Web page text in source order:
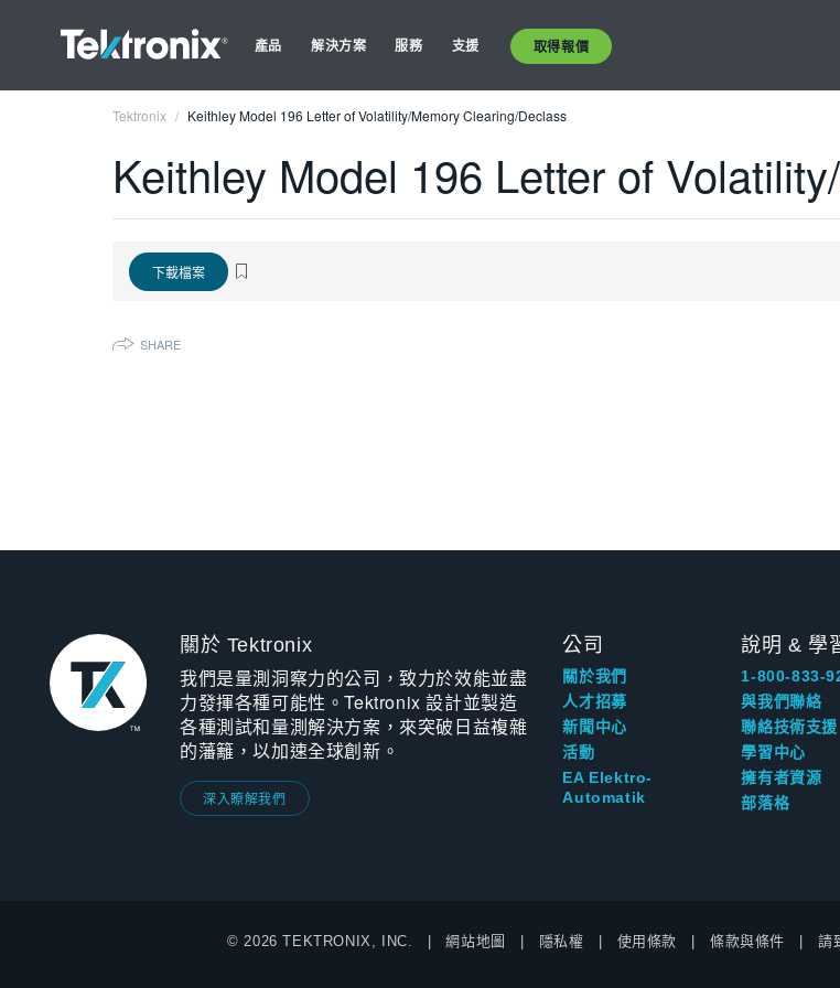
產品 解決方案 服務 支援 取得報價
Tektronix Keithley Model 196 Letter of Volatility/Memory Clearing/Declass
Keithley Model 196 Letter of
下載檔案
SHARE
關於 Tektronix
我們是量測洞察力的公司，致力於效能並盡
力發揮各種可能性。Tektronix 設計並製造
各種測試和量測解決方案，來突破日益複雜
的藩籬，以加速全球創新。
深入瞭解我們
公司
關於我們
人才招募
新聞中心
活動
EA Elektro-
Automatik
說明 & 學
1-800-833-
與我們聯絡
聯絡技術支援
學習中心
擁有者資源
部落格
© 2026 TEKTRONIX, INC. 網站地圖 隱私權 使用條款 條款與條件 請